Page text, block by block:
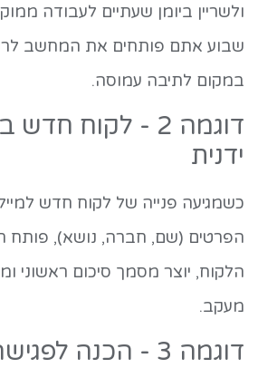
ולשריין ביומן שעתיים לעבודה
שבוע אתם פותחים את המחשב
במקום לתיבה עמוסה.
דוגמה 2 - לקוח
ידנית
הלקוח, יוצר מסמך סיכום ראשוני
מעקב.
דוגמה 3 - הכנה לפגישה תוך שניות